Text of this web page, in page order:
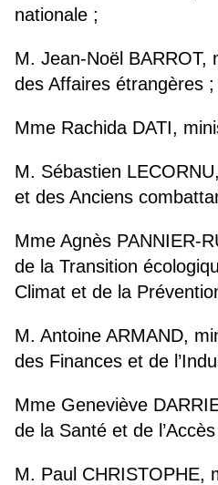
nationale ;
M. Jean-Noël BARROT,
des Affaires étrangères ;
Mme Rachida DATI,
M. Sébastien
et des Anciens
Mme Agnès PANNIER-
de la Transition
Climat et de la
M. Antoine ARMAND,
des Finances et de
Mme Geneviève
de la Santé et de
M. Paul CHRISTOPHE,